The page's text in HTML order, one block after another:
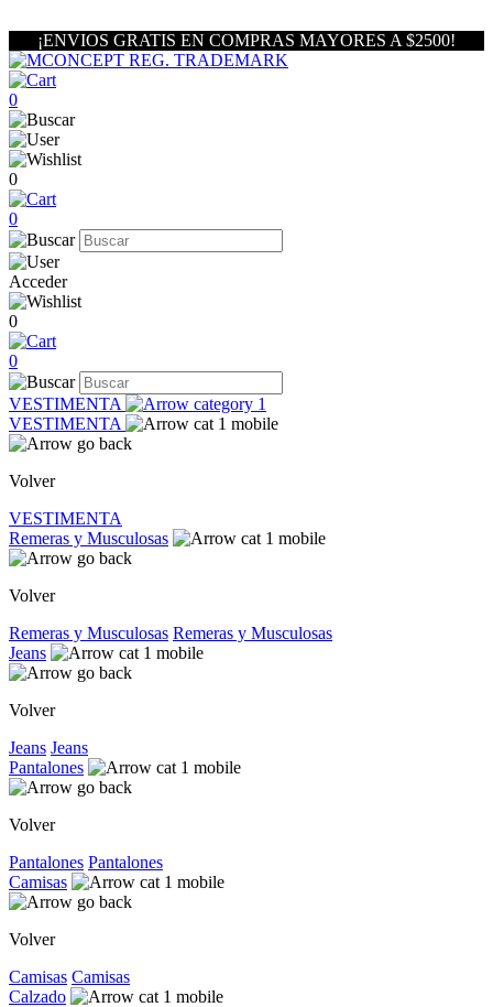
¡ENVIOS GRATIS EN COMPRAS MAYORES A $2500!
0
0
0
Acceder
0
0
VESTIMENTA
VESTIMENTA
Volver
VESTIMENTA
Remeras y Musculosas
Volver
Remeras y Musculosas Remeras y Musculosas
Jeans
Volver
Jeans Jeans
Pantalones
Volver
Pantalones Pantalones
Camisas
Volver
Camisas Camisas
Calzado